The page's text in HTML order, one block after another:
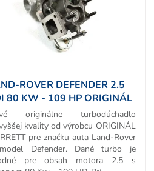
ROVER DEFENDER 2.5
80 KW - 109 HP ORIGINÁL
originálne turbodúchadlo
kvality od výrobcu ORIGINÁL
pre značku auta Land-Rover
Defender. Dané turbo je
pre obsah motora 2.5 s